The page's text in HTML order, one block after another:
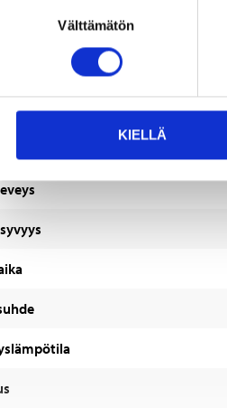
Välttämätön
KIELLÄ